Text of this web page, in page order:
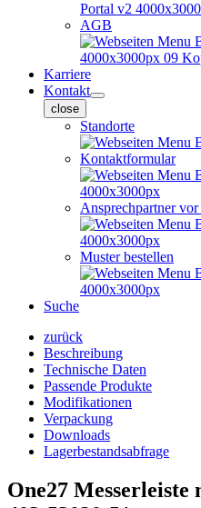
AGB
Karriere
Kontakt
close
Standorte
Kontaktformular
Ansprechpartner
Muster bestellen
Suche
zurück
Beschreibung
Technische Daten
Passende Produkte
Modifikationen
Verpackung
Downloads
Lagerbestandsabfrage
One27